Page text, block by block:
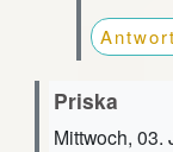
Priska
Mittwoch, 03.